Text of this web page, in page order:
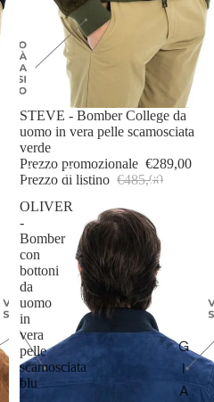
G
I
A
IN OFFERTA
STEVE - Bomber College da
uomo in vera pelle scamosciata
verde
Prezzo promozionale €289,00
Prezzo di listino €485,00
OLIVER
-
Bomber
con
bottoni
da
uomo
in
vera
pelle
scamosciata
blu